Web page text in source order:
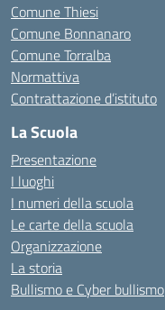
Comune Thiesi
Comune Bonnanaro
Comune Torralba
Normattiva
Contrattazione d’istituto
La Scuola
Presentazione
I luoghi
I numeri della scuola
Le carte della scuola
Organizzazione
La storia
Bullismo e Cyber bullismo